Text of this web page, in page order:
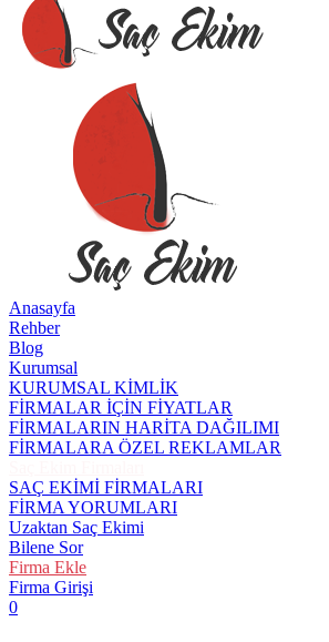
Anasayfa
Rehber
Blog
Kurumsal
KURUMSAL KİMLİK
FİRMALAR İÇİN FİYATLAR
FİRMALARIN HARİTA DAĞILIMI
FİRMALARA ÖZEL REKLAMLAR
SAÇ EKİMİ FİRMALARI
FİRMA YORUMLARI
Uzaktan Saç Ekimi
Bilene Sor
Firma Ekle
Firma Girişi
0